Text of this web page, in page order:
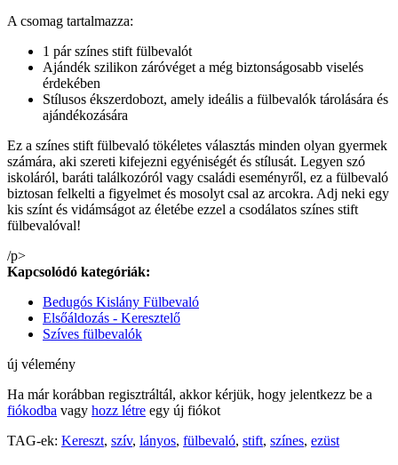
A csomag tartalmazza:
1 pár színes stift fülbevalót
Ajándék szilikon záróvéget a még biztonságosabb viselés
érdekében
Stílusos ékszerdobozt, amely ideális a fülbevalók tárolására és
ajándékozására
Ez a színes stift fülbevaló tökéletes választás minden olyan gyermek
számára, aki szereti kifejezni egyéniségét és stílusát. Legyen szó
iskoláról, baráti találkozóról vagy családi eseményről, ez a fülbevaló
biztosan felkelti a figyelmet és mosolyt csal az arcokra. Adj neki egy
kis színt és vidámságot az életébe ezzel a csodálatos színes stift
fülbevalóval!
/p>
Kapcsolódó kategóriák:
Bedugós Kislány Fülbevaló
Elsőáldozás - Keresztelő
Szíves fülbevalók
új vélemény
Ha már korábban regisztráltál, akkor kérjük, hogy jelentkezz be a
fiókodba vagy hozz létre egy új fiókot
TAG-ek: Kereszt, szív, lányos, fülbevaló, stift, színes, ezüst